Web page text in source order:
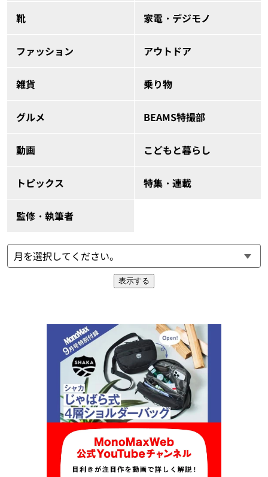
靴 家電・デジモノ
ファッション アウトドア
雑貨 乗り物
グルメ BEAMS特撮部
動画 こどもと暮らし
トピックス 特集・連載
監修・執筆者
表示する